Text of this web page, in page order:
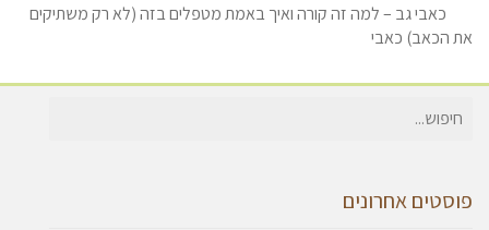
כאבי גב – למה זה קורה ואיך באמת מטפלים בזה (לא רק משתיקים
את הכאב) כאבי
חיפוש
פוסטים אחרונים